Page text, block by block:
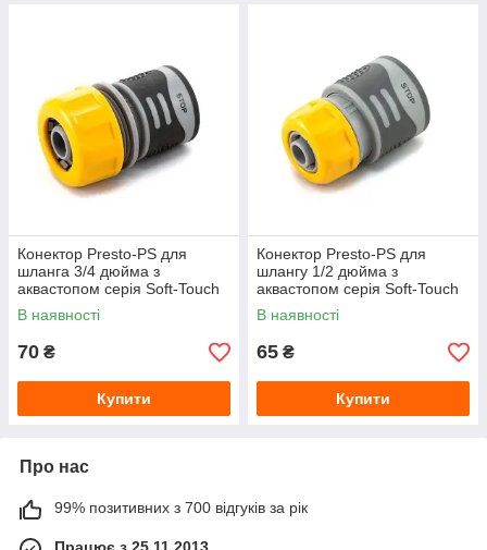
Конектор Presto-PS для
шланга 3/4 дюйма з
аквастопом серія Soft-Touch
(4112T)
В наявності
70 ₴
Купити
Конектор Presto-PS для
шлангу 1/2 дюйма з
аквастопом серія Soft-Touch
(4110T)
В наявності
65 ₴
Купити
Про нас
99% позитивних з 700 відгуків за рік